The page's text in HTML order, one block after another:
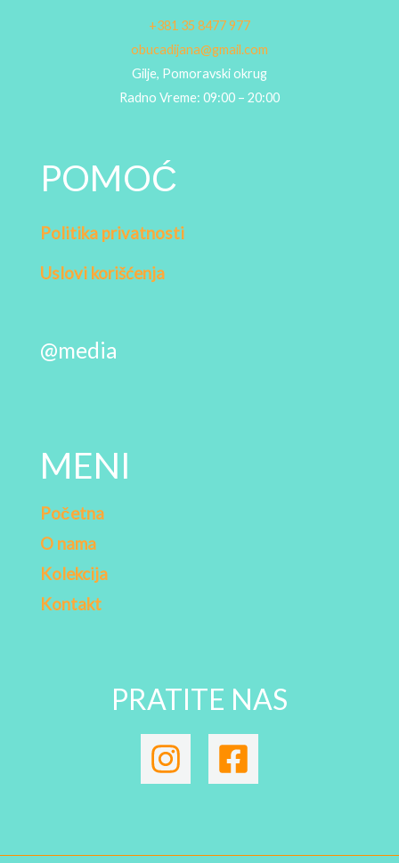
+381 35 8477 977
obucadijana@gmail.com
Gilje, Pomoravski okrug
Radno Vreme: 09:00 – 20:00
POMOĆ
Politika privatnosti
Uslovi korišćenja
@media
MENI
Početna
O nama
Kolekcija
Kontakt
PRATITE NAS